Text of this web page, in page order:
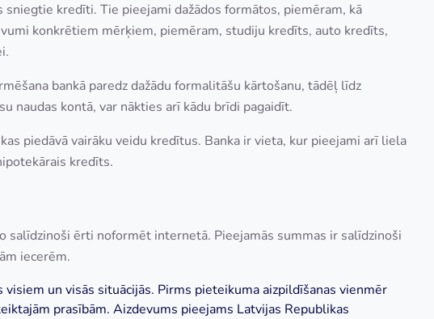
kredīti. Tie pieejami dažādos formātos, piemēram, kā
konkrētiem mērķiem, piemēram, studiju kredīts, auto kredīts,
bankā paredz dažādu formalitāšu kārtošanu, tādēļ līdz
naudas kontā, var nākties arī kādu brīdi pagaidīt.
piedāvā vairāku veidu kredītus. Banka ir vieta, kur pieejami arī liela
kredīts.
ērti noformēt internetā. Pieejamās summas ir salīdzinoši
iecerēm.
un visās situācijās. Pirms pieteikuma aizpildīšanas vienmēr
prasībām. Aizdevums pieejams Latvijas Republikas